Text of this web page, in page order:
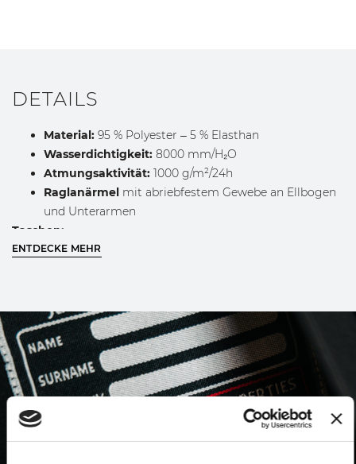
DETAILS
Material: 95 % Polyester – 5 % Elasthan
Wasserdichtigkeit: 8000 mm/H₂O
Atmungsaktivität: 1000 g/m²/24h
Raglanärmel mit abriebfestem Gewebe an Ellbogen
und Unterarmen
Taschen:
Zwei äußere Taschen mit Reißverschluss
Eine Innentasche mit Klettverschluss
Gefütterte Kapuzemit Kordelzug verstellbar
WASCHANLEITUNG
Vor dem Waschen das Innenetikett des
ENTDECKE MEHR